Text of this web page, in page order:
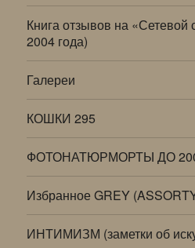
Книга отзывов на «Сетевой
2004 года)
Галереи
КОШКИ 295
ФОТОНАТЮРМОРТЫ ДО
Избранное GREY
ИНТИМИЗМ (заметки об